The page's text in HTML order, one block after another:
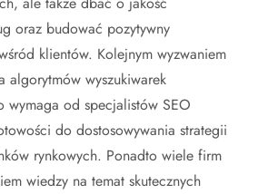
oraz budować pozytywny
klientów. Kolejnym wyzwaniem
algorytmów wyszukiwarek
wymaga od specjalistów SEO
do dostosowywania strategii
rynkowych. Ponadto wiele firm
wiedzy na temat skutecznych